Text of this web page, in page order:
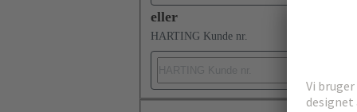
eller
HARTING Kunde nr.